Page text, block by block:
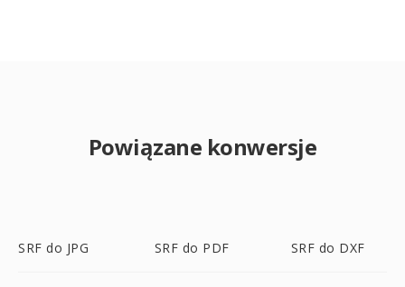
Powiązane konwersje
SRF do JPG SRF do PDF SRF do DXF